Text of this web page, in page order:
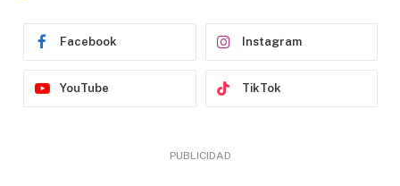
Facebook Instagram
YouTube TikTok
PUBLICIDAD